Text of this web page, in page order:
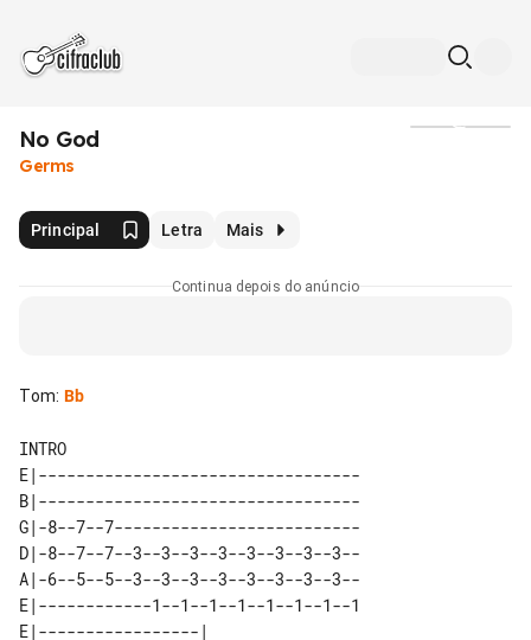
No God
Germs
Principal Letra Mais
Continua depois do anúncio
Tom: Bb
INTRO
E|----------------------------------
B|----------------------------------
G|-8--7--7--------------------------
D|-8--7--7--3--3--3--3--3--3--3--3--
A|-6--5--5--3--3--3--3--3--3--3--3--
E|------------1--1--1--1--1--1--1--1
E|-----------------|